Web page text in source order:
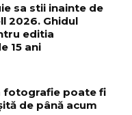
sa stii inainte de
2026. Ghidul
editia
15 ani
fotografie poate fi
de până acum